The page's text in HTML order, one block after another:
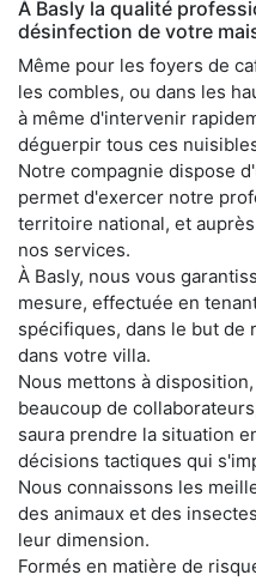
À Basly la qualité
désinfection de votre
Même pour les foyers de
les combles, ou dans les
à même d'intervenir
déguerpir tous ces
Notre compagnie dispose
permet d'exercer notre
territoire national, et
nos services.
À Basly, nous vous
mesure, effectuée en
spécifiques, dans le but de
dans votre villa.
Nous mettons à
beaucoup de
saura prendre la situation
décisions tactiques qui
Nous connaissons les
des animaux et des
leur dimension.
Formés en matière de